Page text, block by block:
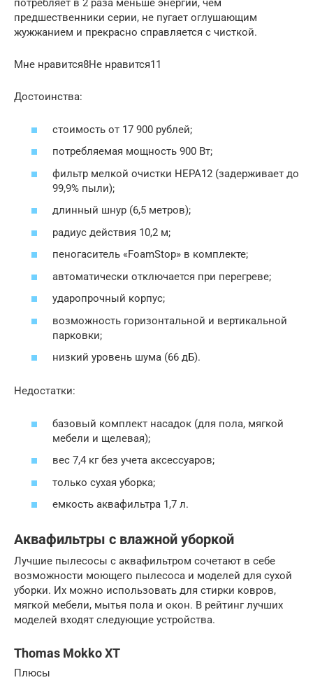
потребляет в 2 раза меньше энергии, чем
предшественники серии, не пугает оглушающим
жужжанием и прекрасно справляется с чисткой.
Мне нравится8Не нравится11
Достоинства:
стоимость от 17 900 рублей;
потребляемая мощность 900 Вт;
фильтр мелкой очистки НЕРА12 (задерживает до
99,9% пыли);
длинный шнур (6,5 метров);
радиус действия 10,2 м;
пеногаситель «FoamStop» в комплекте;
автоматически отключается при перегреве;
ударопрочный корпус;
возможность горизонтальной и вертикальной
парковки;
низкий уровень шума (66 дБ).
Недостатки:
базовый комплект насадок (для пола, мягкой
мебели и щелевая);
вес 7,4 кг без учета аксессуаров;
только сухая уборка;
емкость аквафильтра 1,7 л.
Аквафильтры с влажной уборкой
Лучшие пылесосы с аквафильтром сочетают в себе
возможности моющего пылесоса и моделей для сухой
уборки. Их можно использовать для стирки ковров,
мягкой мебели, мытья пола и окон. В рейтинг лучших
моделей входят следующие устройства.
Thomas Mokko XT
Плюсы